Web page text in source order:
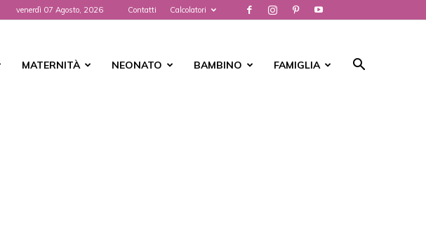
venerdì 07 Agosto, 2026 Contatti Calcolatori
MATERNITÀ NEONATO BAMBINO FAMIGLIA